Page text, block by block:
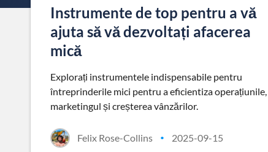
Instrumente de top pentru a vă
ajuta să vă dezvoltați afacerea
mică
Explorați instrumentele indispensabile pentru
întreprinderile mici pentru a eficientiza operațiunile,
marketingul și creșterea vânzărilor.
Felix Rose-Collins • 2025-09-15